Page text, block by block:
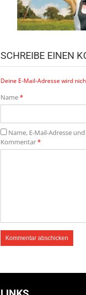
SCHREIBE EINEN
Deine E-Mail-Adresse wird
Name*
Name, E-Mail-Adresse
Kommentar*